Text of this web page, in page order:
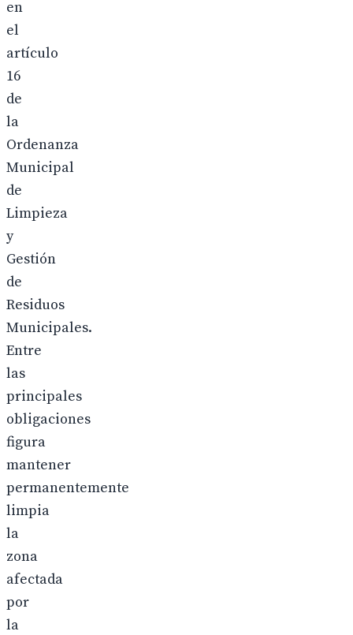
en
el
artículo
16
de
la
Ordenanza
Municipal
de
Limpieza
y
Gestión
de
Residuos
Municipales.
Entre
las
principales
obligaciones
figura
mantener
permanentemente
limpia
la
zona
afectada
por
la